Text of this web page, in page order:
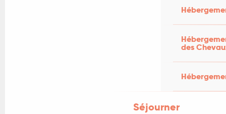
des
Séjourner